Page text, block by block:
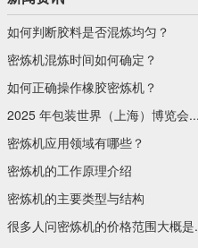
如何判断胶料是否混炼均匀？
密炼机混炼时间如何确定？
如何正确操作橡胶密炼机？
2025 年包装世界（上海）博览会...
密炼机应用领域有哪些？
密炼机的工作原理介绍
密炼机的主要类型与结构
很多人问密炼机的价格范围大概是